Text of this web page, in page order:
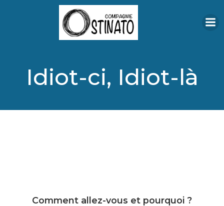
Aller
au
contenu
Idiot-ci, Idiot-là
Comment allez-vous et pourquoi ?